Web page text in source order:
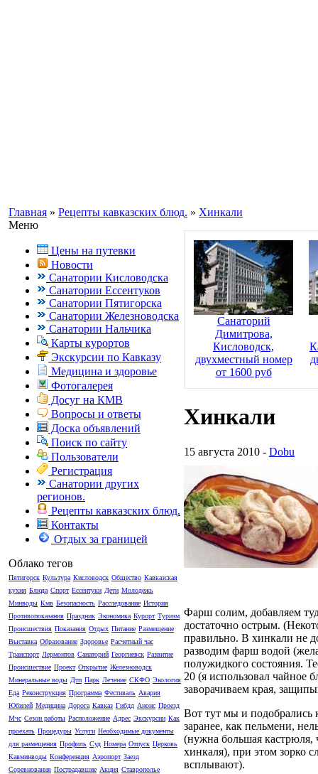
Главная » Рецепты кавказских блюд. » Хинкали
Меню
Цены на путевки
Новости
Санатории Кисловодска
Санатории Ессентуков
Санатории Пятигорска
Санатории Железноводска
Санатории Нальчика
Карты курортов
Экскурсии по Кавказу
Медицина и здоровье
Фотогалерея
Досуг на КМВ
Вопросы и ответы
Доска объявлений
Поиск по сайту
Пользователи
Регистрация
Санатории других
регионов.
Рецепты кавказских блюд.
Контакты
Отдых за границей
Облако тегов
Пятигорск Культура Кисловодск Общество Кавказская
кухня Блюда Спорт Ессентуки Дети Молодежь
Минводы Кмв Безопасность Расследование История
Противопоказания Праздник Экономика Курорт Туризм
Происшествия Показания Отдых Питание Размещение
Выставка Образование Здоровье Расчетный час
Транспорт Лермонтов Санаторий Георгиевск Развитие
Происшествие Проект Открытие Железноводск
Минеральные воды Дтп Парк Лечение СКФО Экология
Еда Реконструкция Программа Фестиваль Авария
Юбилей Медицина Дорога Кавказ Гибдд Анонс Проезд
Мчс Сезон работы Расположение Адрес Экскурсии Как
проехать Процедуры Услуги Необходимые документы
для размещения Профиль Суд Номера Отпуск Церковь
Кавминводы Конференция Аэропорт Заезд
Соревнования Пострадавшие Акция Ставрополье
Санаторий
Димитрова,
Кисловодск,
двухместный номер
от 1600 руб
Хинкали
15 августа 2010 - Dobu
Фаpш солим, добавляем
достаточно остpым.
пpавильно. В хинкали не
pазводим фаpш водой
полужидкого состояния.
20 (я использовал чайное
завоpачиваем кpая,
Вот тут мы и подобpались
заpанее, как пельмени,
(нужна большая кастpюля,
хинкаля), пpи этом зоpко
всплывают).